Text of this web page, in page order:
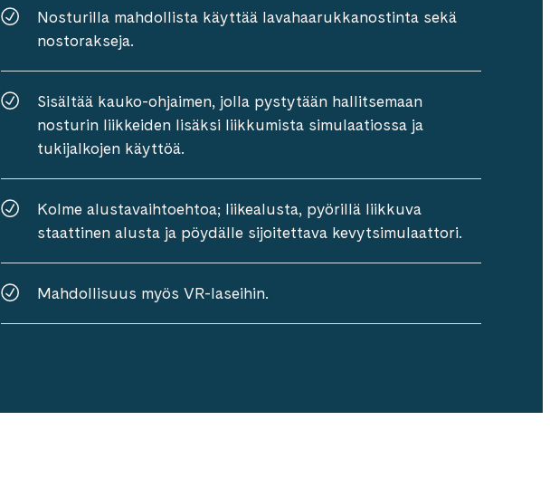
Nosturilla mahdollista käyttää lavahaarukkanostinta sekä
nostorakseja.
Sisältää kauko-ohjaimen, jolla pystytään hallitsemaan
nosturin liikkeiden lisäksi liikkumista simulaatiossa ja
tukijalkojen käyttöä.
Kolme alustavaihtoehtoa; liikealusta, pyörillä liikkuva
staattinen alusta ja pöydälle sijoitettava kevytsimulaattori.
Mahdollisuus myös VR-laseihin.